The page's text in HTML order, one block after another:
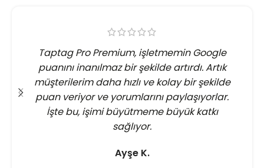
Taptag Pro Premium, işletmemin Google
puanını inanılmaz bir şekilde artırdı. Artık
müşterilerim daha hızlı ve kolay bir şekilde
puan veriyor ve yorumlarını paylaşıyorlar.
İşte bu, işimi büyütmeme büyük katkı
sağlıyor.
Ayşe K.